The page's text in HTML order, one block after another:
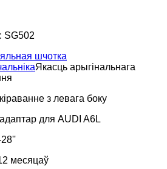
SG502
шчотка
Якасць арыгінальнага
з левага боку
для AUDI A6L
месяцаў